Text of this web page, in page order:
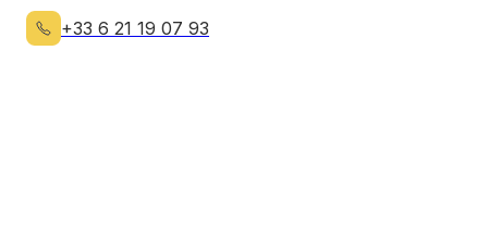
+33 6 21 19 07 93